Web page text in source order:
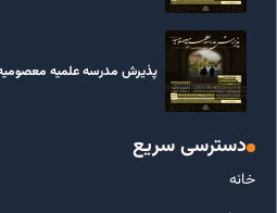
پذیرش مدرسه علمیه
دسترسی سریع
خانه